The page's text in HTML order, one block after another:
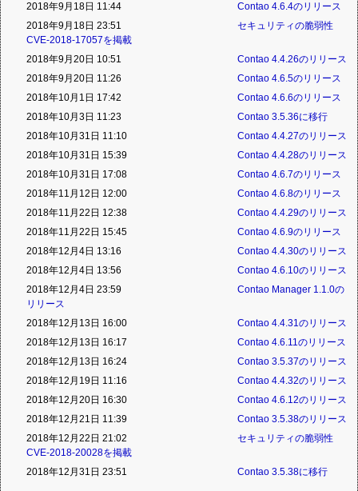
2018年9月18日 11:44
Contao 4.6.4のリリース
2018年9月18日 23:51
セキュリティの脆弱性
CVE-2018-17057を掲載
2018年9月20日 10:51
Contao 4.4.26のリリース
2018年9月20日 11:26
Contao 4.6.5のリリース
2018年10月1日 17:42
Contao 4.6.6のリリース
2018年10月3日 11:23
Contao 3.5.36に移行
2018年10月31日 11:10
Contao 4.4.27のリリース
2018年10月31日 15:39
Contao 4.4.28のリリース
2018年10月31日 17:08
Contao 4.6.7のリリース
2018年11月12日 12:00
Contao 4.6.8のリリース
2018年11月22日 12:38
Contao 4.4.29のリリース
2018年11月22日 15:45
Contao 4.6.9のリリース
2018年12月4日 13:16
Contao 4.4.30のリリース
2018年12月4日 13:56
Contao 4.6.10のリリース
2018年12月4日 23:59
Contao Manager 1.1.0の
リリース
2018年12月13日 16:00
Contao 4.4.31のリリース
2018年12月13日 16:17
Contao 4.6.11のリリース
2018年12月13日 16:24
Contao 3.5.37のリリース
2018年12月19日 11:16
Contao 4.4.32のリリース
2018年12月20日 16:30
Contao 4.6.12のリリース
2018年12月21日 11:39
Contao 3.5.38のリリース
2018年12月22日 21:02
セキュリティの脆弱性
CVE-2018-20028を掲載
2018年12月31日 23:51
Contao 3.5.38に移行